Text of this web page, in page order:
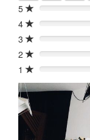
5 0%
4
0%
3
0%
2
0%
1
0%